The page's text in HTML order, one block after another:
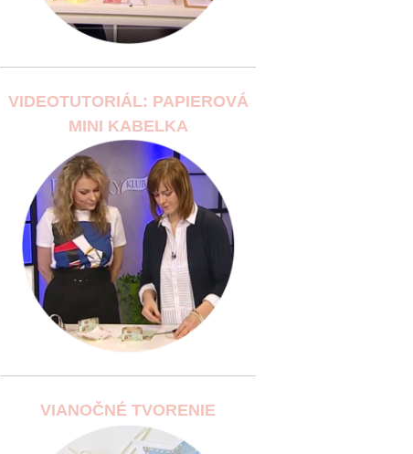
VIDEOTUTORIÁL: PAPIEROVÁ
MINI KABELKA
VIANOČNÉ TVORENIE